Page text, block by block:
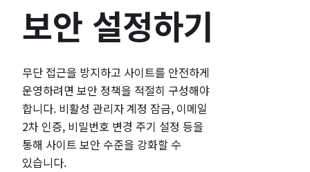
보안 설정하기
무단 접근을 방지하고 사이트를 안전하게
운영하려면 보안 정책을 적절히 구성해야
합니다. 비활성 관리자 계정 잠금, 이메일
2차 인증, 비밀번호 변경 주기 설정 등을
통해 사이트 보안 수준을 강화할 수
있습니다.